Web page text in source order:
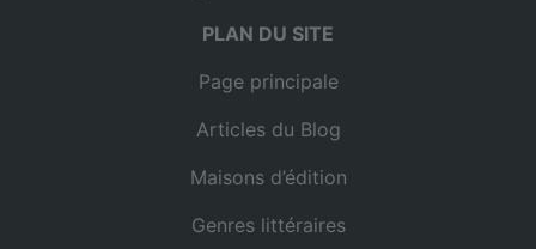
PLAN DU SITE
Page principale
Articles du Blog
Maisons d’édition
Genres littéraires